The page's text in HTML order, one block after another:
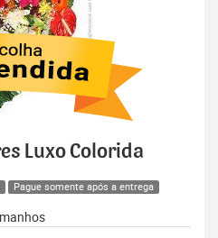
Luxo Colorida
Pague somente após a entrega